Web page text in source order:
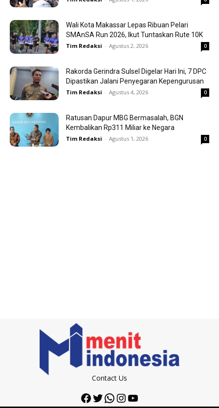
Wali Kota Makassar Lepas Ribuan Pelari
SMAnSA Run 2026, Ikut Tuntaskan Rute 10K
Tim Redaksi - Agustus 2, 2026 0
Rakorda Gerindra Sulsel Digelar Hari Ini, 7 DPC
Dipastikan Jalani Penyegaran Kepengurusan
Tim Redaksi - Agustus 4, 2026 0
Ratusan Dapur MBG Bermasalah, BGN
Kembalikan Rp311 Miliar ke Negara
Tim Redaksi - Agustus 1, 2026 0
Contact Us
Facebook
Twitter
WhatsApp
Instagram
YouTube